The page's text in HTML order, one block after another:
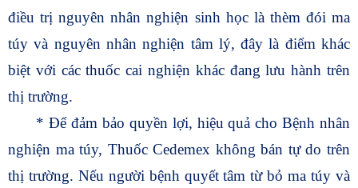
điều trị nguyên nhân nghiện sinh học là thèm đói ma
túy và nguyên nhân nghiện tâm lý, đây là điểm khác
biệt với các thuốc cai nghiện khác đang lưu hành trên
thị trường.
* Để đảm bảo quyền lợi, hiệu quả cho Bệnh nhân
nghiện ma túy, Thuốc Cedemex không bán tự do trên
thị trường. Nếu người bệnh quyết tâm từ bỏ ma túy và